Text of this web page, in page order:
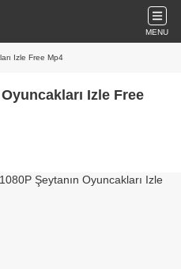
MENU
Izle Free Mp4
Izle Free